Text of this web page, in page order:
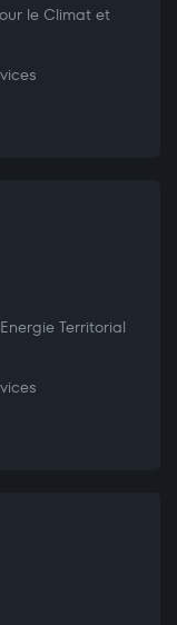
le Climat et
Territorial